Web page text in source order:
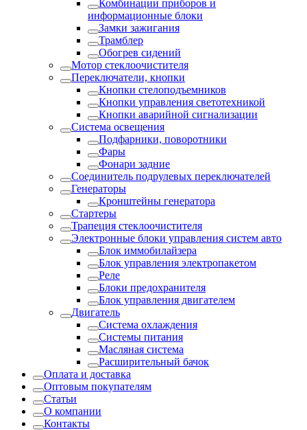
Комбинации приборов и
информационные блоки
Замки зажигания
Трамблер
Обогрев сидений
Мотор стеклоочистителя
Переключатели, кнопки
Кнопки стелоподъемников
Кнопки управления светотехникой
Кнопки аварийной сигнализации
Система освещения
Подфарники, поворотники
Фары
Фонари задние
Соединитель подрулевых переключателей
Генераторы
Кронштейны генератора
Стартеры
Трапеция стеклоочистителя
Электронные блоки управления систем авто
Блок иммобилайзера
Блок управления электропакетом
Реле
Блоки предохранителя
Блок управления двигателем
Двигатель
Система охлаждения
Системы питания
Масляная система
Расширительный бачок
Оплата и доставка
Оптовым покупателям
Статьи
О компании
Контакты